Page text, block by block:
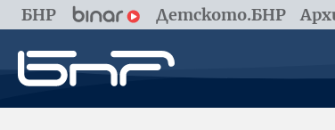
БНР Детското.БНР